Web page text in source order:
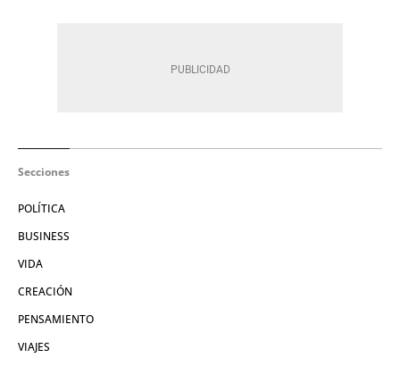
Secciones
POLÍTICA
BUSINESS
VIDA
CREACIÓN
PENSAMIENTO
VIAJES